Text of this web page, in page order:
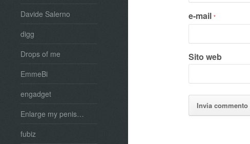
Davide Salerno
digg
Drops of me
EmmeBi
engadget
Enlarge my penis…
fubiz
e-mail*
Sito web